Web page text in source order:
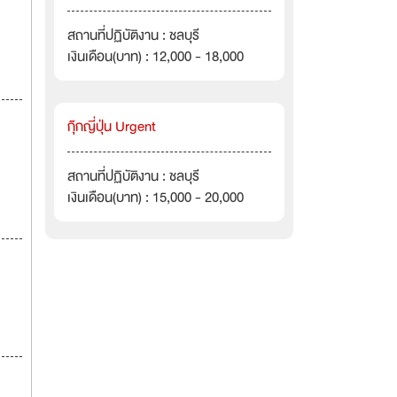
สถานที่ปฏิบัติงาน : ชลบุรี
เงินเดือน(บาท) : 12,000 - 18,000
กุ๊กญี่ปุ่น Urgent
สถานที่ปฏิบัติงาน : ชลบุรี
เงินเดือน(บาท) : 15,000 - 20,000